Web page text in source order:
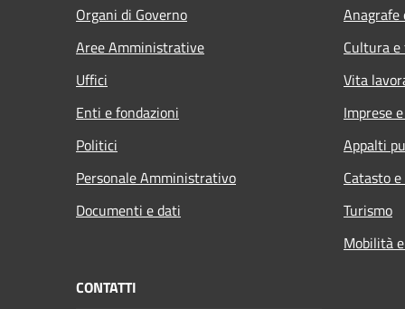
Organi di Governo
Aree Amministrative
Uffici
Enti e fondazioni
Politici
Personale Amministrativo
Documenti e dati
Cultura
Vita
Imprese
Appalti
Catasto
Turismo
Mobilità
CONTATTI